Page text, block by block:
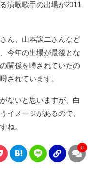
演歌歌手の出場が2011
ん、山本譲二さんなど
今年の出場が最後とな
関係を噂されていたの
されています。
ないと思いますが、白
イメージがあるので、
ね。
0